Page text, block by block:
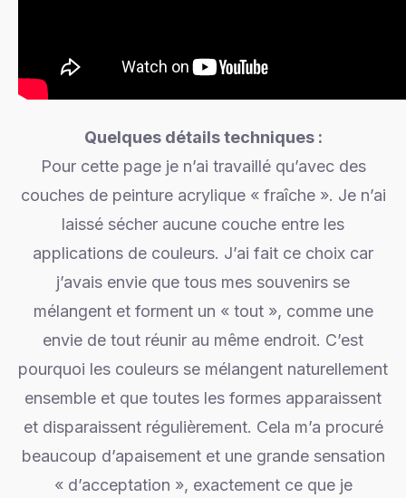
Quelques détails techniques :
Pour cette page je n’ai travaillé qu’avec des
couches de peinture acrylique « fraîche ». Je n’ai
laissé sécher aucune couche entre les
applications de couleurs. J’ai fait ce choix car
j’avais envie que tous mes souvenirs se
mélangent et forment un « tout », comme une
envie de tout réunir au même endroit. C’est
pourquoi les couleurs se mélangent naturellement
ensemble et que toutes les formes apparaissent
et disparaissent régulièrement. Cela m’a procuré
beaucoup d’apaisement et une grande sensation
« d’acceptation », exactement ce que je